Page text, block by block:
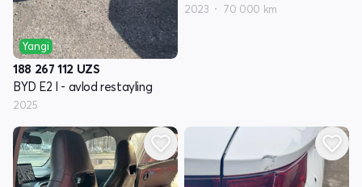
Yangi
188 267 112 UZS
BYD E2 I - avlod restayling
2025
2023 70 000 km